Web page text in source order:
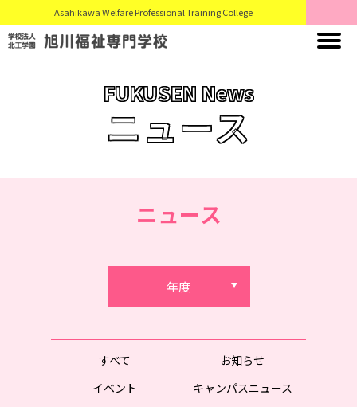
Asahikawa Welfare Professional Training College
FUKUSEN News
ニュース
ニュース
年度
すべて
お知らせ
イベント
キャンパスニュース